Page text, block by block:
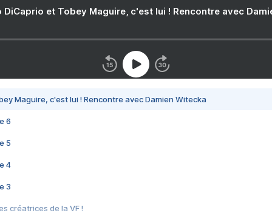
DiCaprio et Tobey Maguire, c'est lui ! Rencontre avec
Maguire, c'est lui ! Rencontre avec Damien Witecka
6
5
4
3
créatrices de la VF !